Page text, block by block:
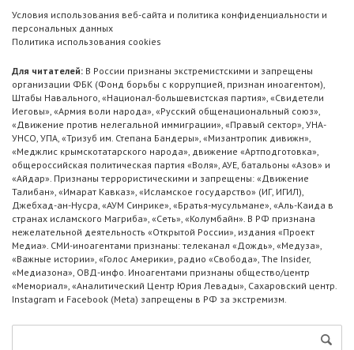
Условия использования веб-сайта и политика конфиденциальности и
персональных данных
Политика использования cookies
Для читателей: В России признаны экстремистскими и запрещены
организации ФБК (Фонд борьбы с коррупцией, признан иноагентом),
Штабы Навального, «Национал-большевистская партия», «Свидетели
Иеговы», «Армия воли народа», «Русский общенациональный союз»,
«Движение против нелегальной иммиграции», «Правый сектор», УНА-
УНСО, УПА, «Тризуб им. Степана Бандеры», «Мизантропик дивижн»,
«Меджлис крымскотатарского народа», движение «Артподготовка»,
общероссийская политическая партия «Воля», АУЕ, батальоны «Азов» и
«Айдар». Признаны террористическими и запрещены: «Движение
Талибан», «Имарат Кавказ», «Исламское государство» (ИГ, ИГИЛ),
Джебхад-ан-Нусра, «АУМ Синрике», «Братья-мусульмане», «Аль-Каида в
странах исламского Магриба», «Сеть», «Колумбайн». В РФ признана
нежелательной деятельность «Открытой России», издания «Проект
Медиа». СМИ-иноагентами признаны: телеканал «Дождь», «Медуза»,
«Важные истории», «Голос Америки», радио «Свобода», The Insider,
«Медиазона», ОВД-инфо. Иноагентами признаны общество/центр
«Мемориал», «Аналитический Центр Юрия Левады», Сахаровский центр.
Instagram и Facebook (Metа) запрещены в РФ за экстремизм.